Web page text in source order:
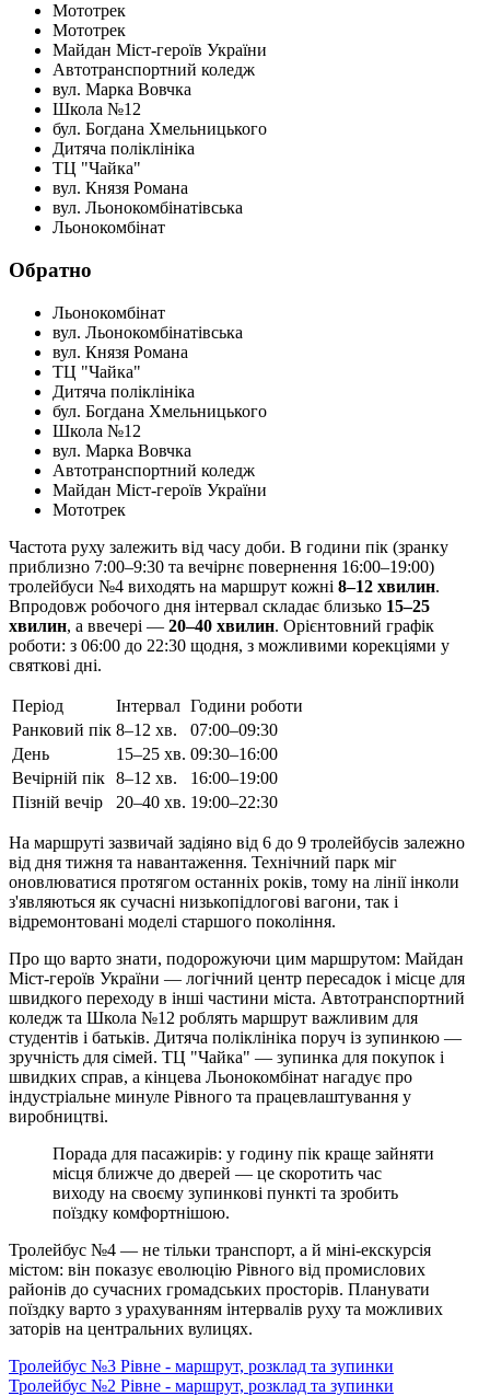
Мототрек
Мототрек
Майдан Міст-героїв України
Автотранспортний коледж
вул. Марка Вовчка
Школа №12
бул. Богдана Хмельницького
Дитяча поліклініка
ТЦ "Чайка"
вул. Князя Романа
вул. Льонокомбінатівська
Льонокомбінат
Обратно
Льонокомбінат
вул. Льонокомбінатівська
вул. Князя Романа
ТЦ "Чайка"
Дитяча поліклініка
бул. Богдана Хмельницького
Школа №12
вул. Марка Вовчка
Автотранспортний коледж
Майдан Міст-героїв України
Мототрек
Частота руху залежить від часу доби. В години пік (зранку
приблизно 7:00–9:30 та вечірнє повернення 16:00–19:00)
тролейбуси №4 виходять на маршрут кожні 8–12 хвилин.
Впродовж робочого дня інтервал складає близько 15–25
хвилин, а ввечері — 20–40 хвилин. Орієнтовний графік
роботи: з 06:00 до 22:30 щодня, з можливими корекціями у
святкові дні.
Період Інтервал Години роботи
Ранковий пік 8–12 хв.
07:00–09:30
День
15–25 хв. 09:30–16:00
Вечірній пік 8–12 хв.
16:00–19:00
Пізній вечір
20–40 хв. 19:00–22:30
На маршруті зазвичай задіяно від 6 до 9 тролейбусів залежно
від дня тижня та навантаження. Технічний парк міг
оновлюватися протягом останніх років, тому на лінії інколи
з'являються як сучасні низькопідлогові вагони, так і
відремонтовані моделі старшого покоління.
Про що варто знати, подорожуючи цим маршрутом: Майдан
Міст-героїв України — логічний центр пересадок і місце для
швидкого переходу в інші частини міста. Автотранспортний
коледж та Школа №12 роблять маршрут важливим для
студентів і батьків. Дитяча поліклініка поруч із зупинкою —
зручність для сімей. ТЦ "Чайка" — зупинка для покупок і
швидких справ, а кінцева Льонокомбінат нагадує про
індустріальне минуле Рівного та працевлаштування у
виробництві.
Порада для пасажирів: у годину пік краще зайняти
місця ближче до дверей — це скоротить час
виходу на своєму зупинкові пункті та зробить
поїздку комфортнішою.
Тролейбус №4 — не тільки транспорт, а й міні-екскурсія
містом: він показує еволюцію Рівного від промислових
районів до сучасних громадських просторів. Планувати
поїздку варто з урахуванням інтервалів руху та можливих
заторів на центральних вулицях.
Тролейбус №3 Рівне - маршрут, розклад та зупинки
Тролейбус №2 Рівне - маршрут, розклад та зупинки